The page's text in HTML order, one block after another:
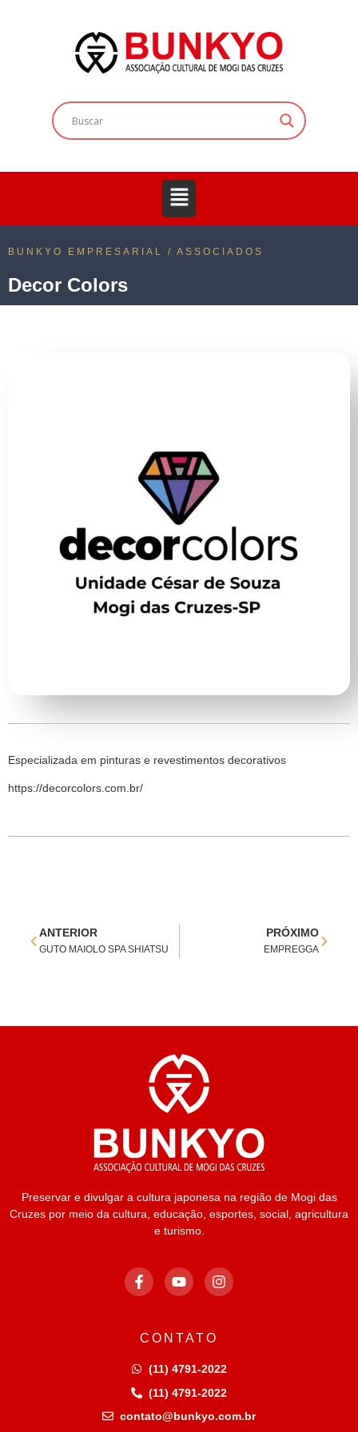
BUNKYO EMPRESARIAL / ASSOCIADOS
Decor Colors
Especializada em pinturas e revestimentos decorativos
https://decorcolors.com.br/
ANTERIOR
GUTO MAIOLO SPA SHIATSU
PRÓXIMO
EMPREGGA
Preservar e divulgar a cultura japonesa na região de Mogi das
Cruzes por meio da cultura, educação, esportes, social, agricultura
e turismo.
CONTATO
(11) 4791-2022
(11) 4791-2022
contato@bunkyo.com.br